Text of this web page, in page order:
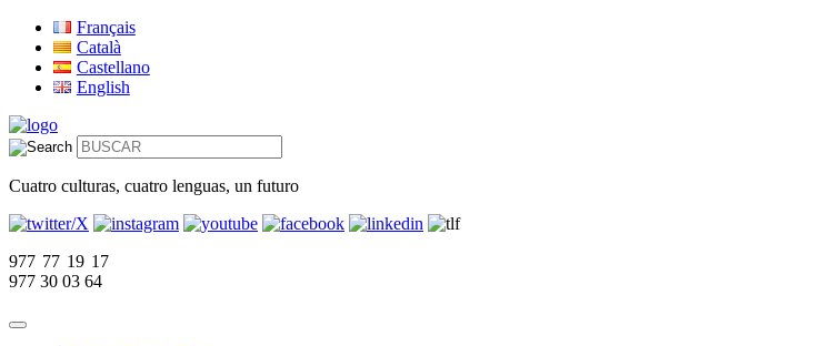
Français
Català
Castellano
English
Cuatro culturas, cuatro lenguas, un futuro
977 77 19 17
977 30 03 64